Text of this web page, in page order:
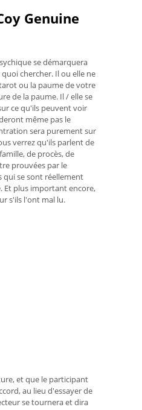
Genuine
se démarquera
chercher. Il ou elle ne
ou la paume de votre
de la paume. Il / elle se
ce qu'ils peuvent voir
même pas le
sera purement sur
verrez qu'ils parlent de
de procès, de
prouvées par le
qui se sont réellement
Et plus important encore,
s'ils l'ont mal lu.
et que le participant
au lieu d'essayer de
se tournera et dira